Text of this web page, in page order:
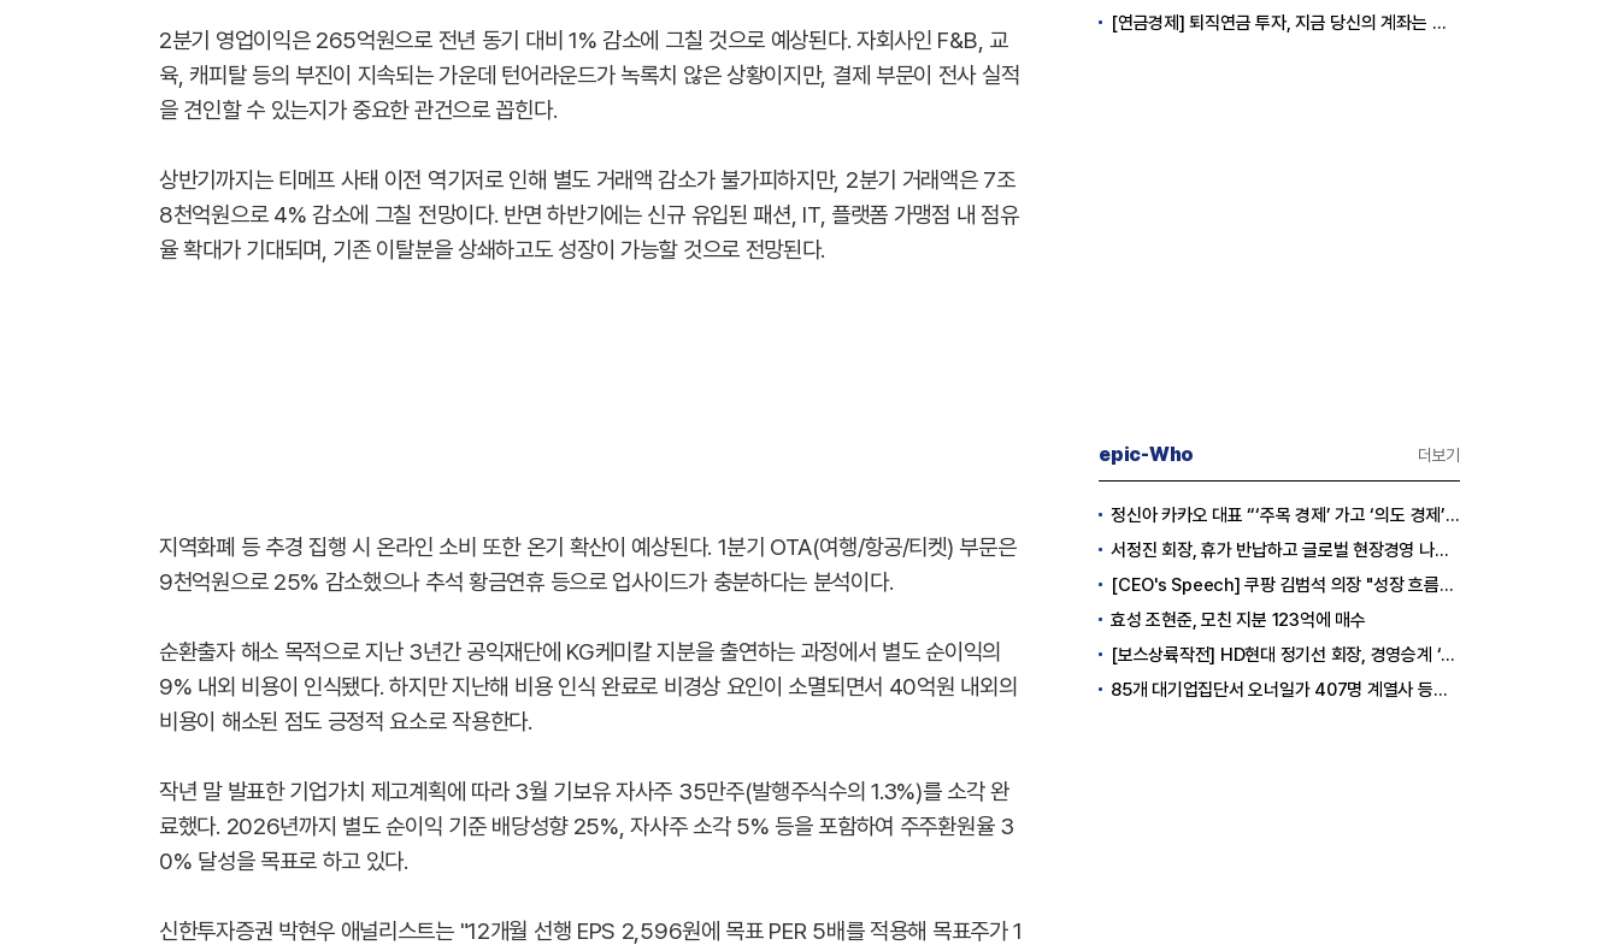
2분기 영업이익은 265억원으로 전년 동기 대비 1% 감소에 그칠 것으로 예상된다. 자회사인 F&B, 교
육, 캐피탈 등의 부진이 지속되는 가운데 턴어라운드가 녹록치 않은 상황이지만, 결제 부문이 전사 실적
을 견인할 수 있는지가 중요한 관건으로 꼽힌다.
상반기까지는 티메프 사태 이전 역기저로 인해 별도 거래액 감소가 불가피하지만, 2분기 거래액은 7조
8천억원으로 4% 감소에 그칠 전망이다. 반면 하반기에는 신규 유입된 패션, IT, 플랫폼 가맹점 내 점유
율 확대가 기대되며, 기존 이탈분을 상쇄하고도 성장이 가능할 것으로 전망된다.
지역화폐 등 추경 집행 시 온라인 소비 또한 온기 확산이 예상된다. 1분기 OTA(여행/항공/티켓) 부문은
9천억원으로 25% 감소했으나 추석 황금연휴 등으로 업사이드가 충분하다는 분석이다.
순환출자 해소 목적으로 지난 3년간 공익재단에 KG케미칼 지분을 출연하는 과정에서 별도 순이익의
9% 내외 비용이 인식됐다. 하지만 지난해 비용 인식 완료로 비경상 요인이 소멸되면서 40억원 내외의
비용이 해소된 점도 긍정적 요소로 작용한다.
작년 말 발표한 기업가치 제고계획에 따라 3월 기보유 자사주 35만주(발행주식수의 1.3%)를 소각 완
료했다. 2026년까지 별도 순이익 기준 배당성향 25%, 자사주 소각 5% 등을 포함하여 주주환원율 3
0% 달성을 목표로 하고 있다.
신한투자증권 박현우 애널리스트는 "12개월 선행 EPS 2,596원에 목표 PER 5배를 적용해 목표주가 1
[연금경제] 퇴직연금 투자, 지금 당신의 계좌는 어느 편인가?
epic-Who 더보기
정신아 카카오 대표 “‘주목 경제’ 가고 ‘의도 경제’ 왔다”
서정진 회장, 휴가 반납하고 글로벌 현장경영 나선다
[CEO's Speech] 쿠팡 김범석 의장 "성장 흐름은 변하지 않았다"
효성 조현준, 모친 지분 123억에 매수
[보스상륙작전] HD현대 정기선 회장, 경영승계 ‘큰 걸음’
85개 대기업집단서 오너일가 407명 계열사 등기임원 등재